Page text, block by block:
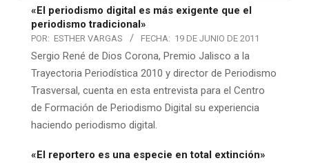
«El periodismo digital es más exigente que el
periodismo tradicional»
POR: ESTHER VARGAS FECHA: 19 DE JUNIO DE 2011
Sergio René de Dios Corona, Premio Jalisco a la
Trayectoria Periodística 2010 y director de Periodismo
Trasversal, cuenta en esta entrevista para el Centro
de Formación de Periodismo Digital su experiencia
haciendo periodismo digital.
«El reportero es una especie en total extinción»